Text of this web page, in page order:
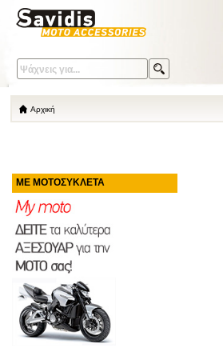
Αρχική
ΜΕ ΜΟΤΟΣΥΚΛΕΤΑ